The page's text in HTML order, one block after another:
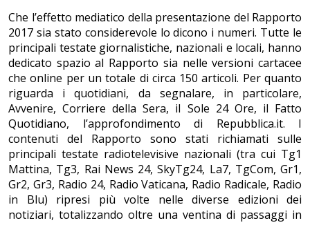
Che l’effetto mediatico della presentazione del Rapporto
2017 sia stato considerevole lo dicono i numeri. Tutte le
principali testate giornalistiche, nazionali e locali, hanno
dedicato spazio al Rapporto sia nelle versioni cartacee
che online per un totale di circa 150 articoli. Per quanto
riguarda i quotidiani, da segnalare, in particolare,
Avvenire, Corriere della Sera, il Sole 24 Ore, il Fatto
Quotidiano, l’approfondimento di Repubblica.it. I
contenuti del Rapporto sono stati richiamati sulle
principali testate radiotelevisive nazionali (tra cui Tg1
Mattina, Tg3, Rai News 24, SkyTg24, La7, TgCom, Gr1,
Gr2, Gr3, Radio 24, Radio Vaticana, Radio Radicale, Radio
in Blu) ripresi più volte nelle diverse edizioni dei
notiziari, totalizzando oltre una ventina di passaggi in